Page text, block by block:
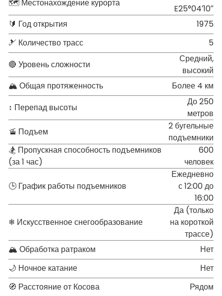
🗺 Местонахождение курорта
E25°04′10″
🔰 Год открытия
1975
🎿 Количество трасс
5
🔴 Уровень сложности
Средний,
высокий
🏔 Общая протяженность
Более 4 км
↕ Перепад высоты
До 250
метров
🚡 Подъем
2 бугельные
подъемники
🏂 Пропускная способность подъемников
(за 1 час)
600
человек
🕒 График работы подъемников
Ежедневно
с 12:00 до
16:00
❄ Искусственное снегообразование
Да (только
на короткой
трассе)
🏔 Обработка ратраком
Нет
🌙 Ночное катание
Нет
🧭 Расстояние от Косова
Рядом